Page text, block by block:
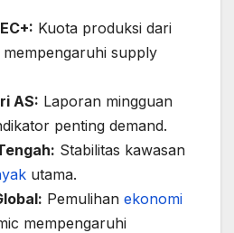
Kuota produksi dari
mempengaruhi supply
AS: Laporan mingguan
penting demand.
Stabilitas kawasan
utama.
Pemulihan ekonomi
mempengaruhi